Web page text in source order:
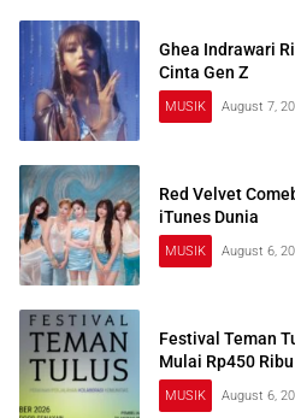
Ghea Indrawari
Cinta Gen Z
MUSIK August 7,
Red Velvet
iTunes Dunia
MUSIK August 6,
Festival Teman
Mulai Rp450 Ribu
MUSIK August 6,